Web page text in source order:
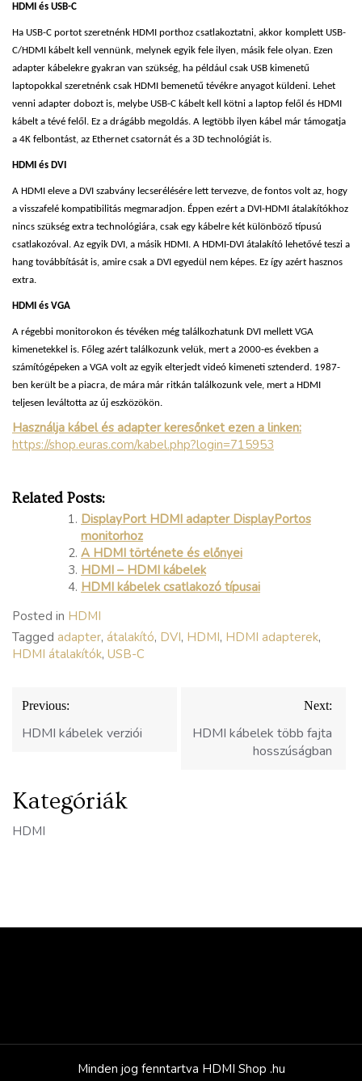
HDMI és USB-C
Ha USB-C portot szeretnénk HDMI porthoz csatlakoztatni, akkor komplett USB-
C/HDMI kábelt kell vennünk, melynek egyik fele ilyen, másik fele olyan. Ezen
adapter kábelekre gyakran van szükség, ha például csak USB kimenetű
laptopokkal szeretnénk csak HDMI bemenetű tévékre anyagot küldeni. Lehet
venni adapter dobozt is, melybe USB-C kábelt kell kötni a laptop felől és HDMI
kábelt a tévé felől. Ez a drágább megoldás. A legtöbb ilyen kábel már támogatja
a 4K felbontást, az Ethernet csatornát és a 3D technológiát is.
HDMI és DVI
A HDMI eleve a DVI szabvány lecserélésére lett tervezve, de fontos volt az, hogy
a visszafelé kompatibilitás megmaradjon. Éppen ezért a DVI-HDMI átalakítókhoz
nincs szükség extra technológiára, csak egy kábelre két különböző típusú
csatlakozóval. Az egyik DVI, a másik HDMI. A HDMI-DVI átalakító lehetővé teszi a
hang továbbítását is, amire csak a DVI egyedül nem képes. Ez így azért hasznos
extra.
HDMI és VGA
A régebbi monitorokon és tévéken még találkozhatunk DVI mellett VGA
kimenetekkel is. Főleg azért találkozunk velük, mert a 2000-es években a
számítógépeken a VGA volt az egyik elterjedt videó kimeneti sztenderd. 1987-
ben került be a piacra, de mára már ritkán találkozunk vele, mert a HDMI
teljesen leváltotta az új eszközökön.
Használja kábel és adapter keresőnket ezen a linken:
https://shop.euras.com/kabel.php?login=715953
Related Posts:
DisplayPort HDMI adapter DisplayPortos
monitorhoz
A HDMI története és előnyei
HDMI – HDMI kábelek
HDMI kábelek csatlakozó típusai
Posted in HDMI
Tagged adapter, átalakító, DVI, HDMI, HDMI adapterek,
HDMI átalakítók, USB-C
Bejegyzés
navigáció
Previous:
HDMI kábelek verziói
Next:
HDMI kábelek több fajta
hosszúságban
Kategóriák
HDMI
Minden jog fenntartva HDMI Shop .hu